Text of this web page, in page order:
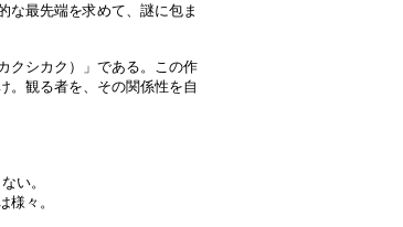
な最先端を求めて、謎に包ま
シカク）」である。この作
観る者を、その関係性を自
い。
様々。